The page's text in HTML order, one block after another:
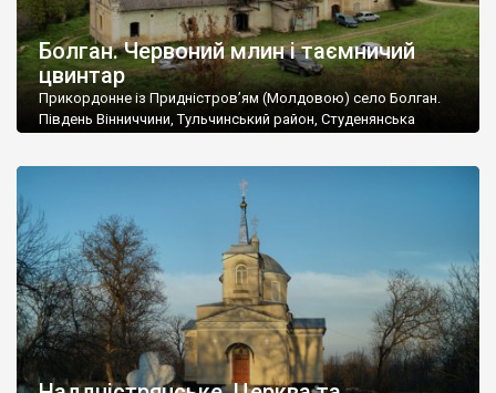
Болган. Червоний млин і таємничий
цвинтар
Прикордонне із Придністров’ям (Молдовою) село Болган.
Південь Вінниччини, Тульчинський район, Студенянська
старовинний цвинтар із кам’яними хрестами. Всі епітафії, які
збереглися, написані кирилицею, церковнослов’янською
мовою. За всіма традиційними ознаками – цвинтар
український. Хрести датуються 19 століттям. У 1924-1940
роках Болган […]